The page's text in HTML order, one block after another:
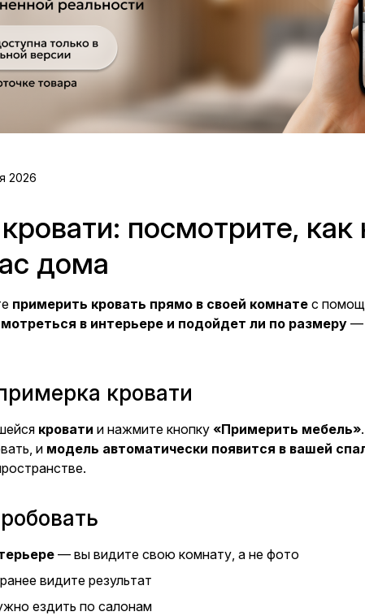
2026
посмотрите, как
дома
примерить кровать прямо в своей комнате с
в интерьере и подойдет ли по размеру —
кровати
кровати и нажмите кнопку «Примерить мебель»
и модель автоматически появится в вашей
— вы видите свою комнату, а не фото
видите результат
ездить по салонам